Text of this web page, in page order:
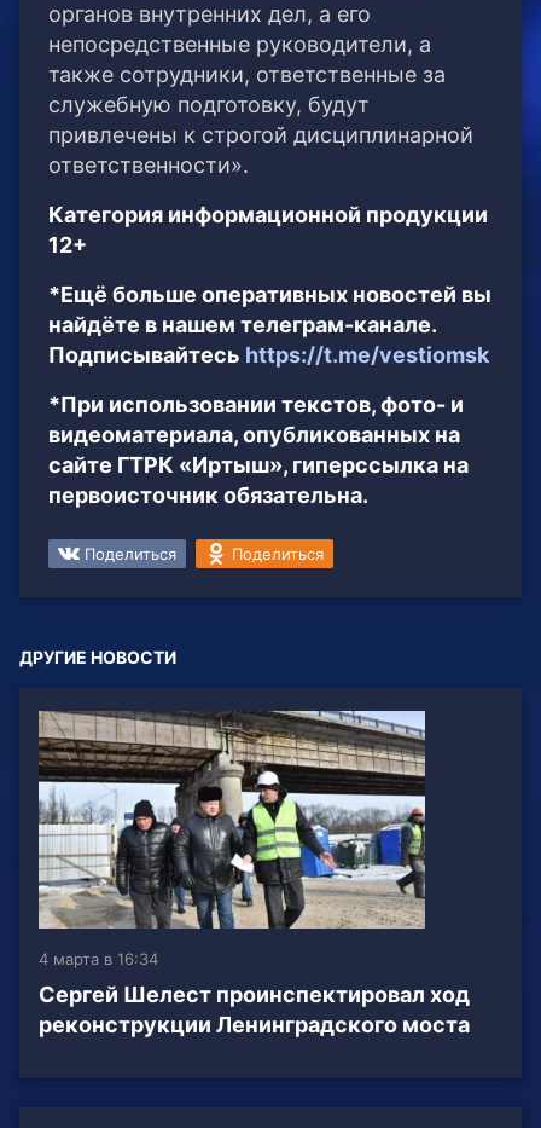
органов внутренних дел, а его
непосредственные руководители, а
также сотрудники, ответственные за
служебную подготовку, будут
привлечены к строгой дисциплинарной
ответственности».
Категория информационной продукции
12+
*Ещё больше оперативных новостей вы
найдёте в нашем телеграм-канале.
Подписывайтесь https://t.me/vestiomsk
*При использовании текстов, фото- и
видеоматериала, опубликованных на
сайте ГТРК «Иртыш», гиперссылка на
первоисточник обязательна.
Поделиться Поделиться
ДРУГИЕ НОВОСТИ
4 марта в 16:34
Сергей Шелест проинспектировал ход
реконструкции Ленинградского моста